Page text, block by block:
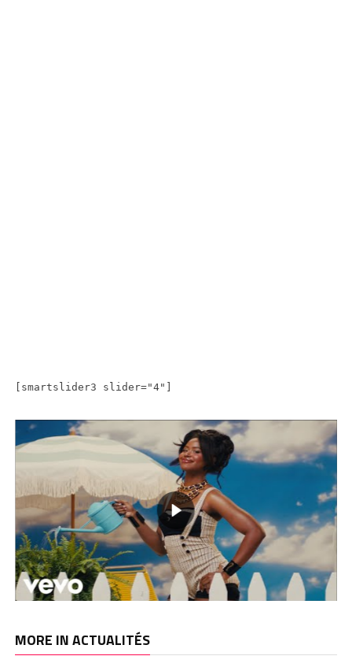
[smartslider3 slider="4"]
MORE IN ACTUALITÉS